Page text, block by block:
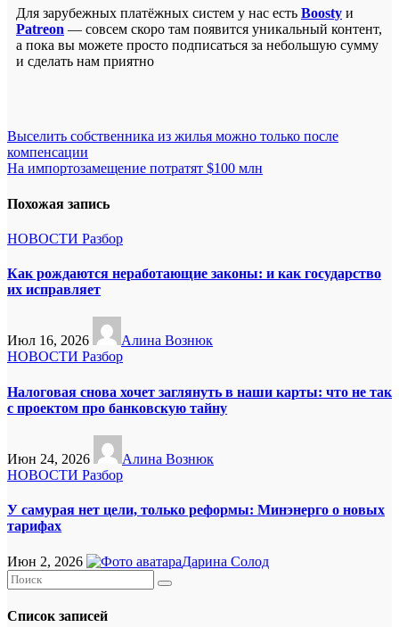
Для зарубежных платёжных систем у нас есть Boosty и
Patreon — совсем скоро там появится уникальный контент,
а пока вы можете просто подписаться за небольшую сумму
и сделать нам приятно
Навигация
по
Выселить собственника из жилья можно только после
компенсации
На импортозамещение потратят $100 млн
Похожая запись
НОВОСТИ Разбор
Как рождаются неработающие законы: и как государство
их исправляет
Июл 16, 2026
Алина Вознюк
НОВОСТИ Разбор
Налоговая снова хочет заглянуть в наши карты: что не так
с проектом про банковскую тайну
Июн 24, 2026
Алина Вознюк
НОВОСТИ Разбор
У самурая нет цели, только реформы: Минэнерго о новых
тарифах
Июн 2, 2026 Дарина Солод
Список записей